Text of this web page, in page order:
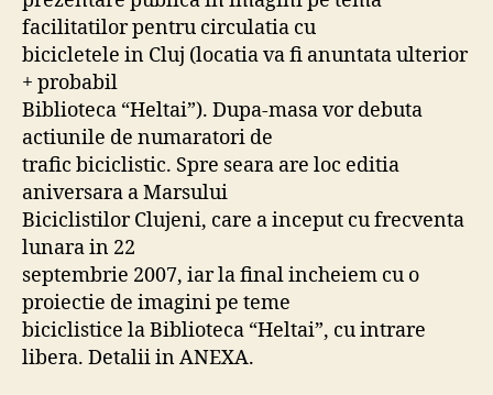
facilitatilor pentru circulatia cu
bicicletele in Cluj (locatia va fi anuntata ulterior
+ probabil
Biblioteca “Heltai”). Dupa-masa vor debuta
actiunile de numaratori de
trafic biciclistic. Spre seara are loc editia
aniversara a Marsului
Biciclistilor Clujeni, care a inceput cu frecventa
lunara in 22
septembrie 2007, iar la final incheiem cu o
proiectie de imagini pe teme
biciclistice la Biblioteca “Heltai”, cu intrare
libera. Detalii in ANEXA.